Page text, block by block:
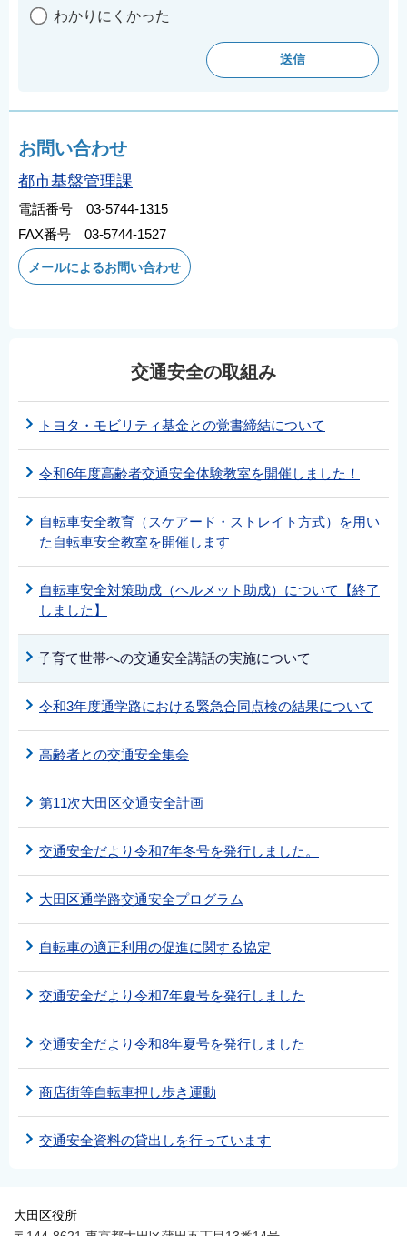
わかりにくかった
お問い合わせ
都市基盤管理課
電話番号 03-5744-1315
FAX番号 03-5744-1527
メールによるお問い合わせ
交通安全の取組み
トヨタ・モビリティ基金との覚書締結について
令和6年度高齢者交通安全体験教室を開催しました！
自転車安全教育（スケアード・ストレイト方式）を用い
た自転車安全教室を開催します
自転車安全対策助成（ヘルメット助成）について【終了
しました】
子育て世帯への交通安全講話の実施について
令和3年度通学路における緊急合同点検の結果について
高齢者との交通安全集会
第11次大田区交通安全計画
交通安全だより令和7年冬号を発行しました。
大田区通学路交通安全プログラム
自転車の適正利用の促進に関する協定
交通安全だより令和7年夏号を発行しました
交通安全だより令和8年夏号を発行しました
商店街等自転車押し歩き運動
交通安全資料の貸出しを行っています
大田区役所